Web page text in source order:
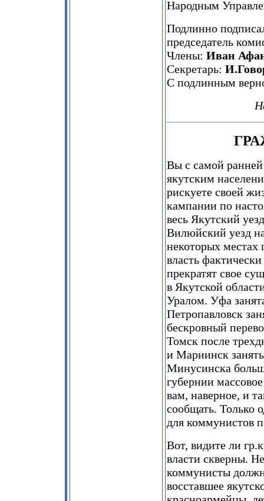
Народным
Подлинно
председатель
Члены: Иван
Секретарь:
С подлинным
Вы с самой
якутским
рискуете своей
кампании по
весь Якутский
Вилюйский уезд
некоторых
власть
прекратят свое
в Якутской
Уралом. Уфа
Петропавловск
бескровный
Томск после
и Мариинск
Минусинска
губернии
вам, наверное, и
сообщать. Только
для коммунистов
Вот, видите ли
власти скверны.
коммунисты
восставшее